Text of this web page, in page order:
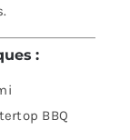
:
BBQ